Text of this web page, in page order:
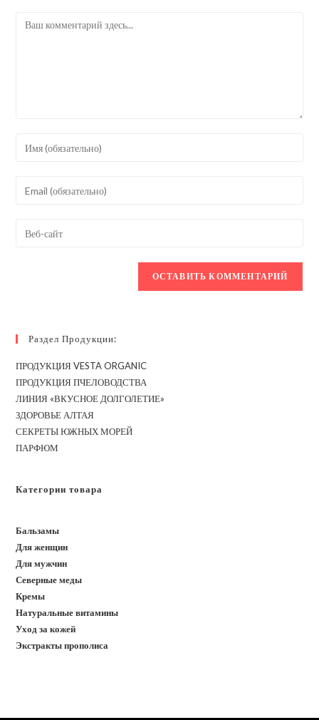
Комментарий
Введите
или
пользователя,
адрес,
Раздел Продукции:
ПРОДУКЦИЯ VESTA ORGANIC
ПРОДУКЦИЯ ПЧЕЛОВОДСТВА
ЛИНИЯ «ВКУСНОЕ ДОЛГОЛЕТИЕ»
ЗДОРОВЬЕ АЛТАЯ
СЕКРЕТЫ ЮЖНЫХ МОРЕЙ
ПАРФЮМ
Категории товара
Бальзамы
Для женщин
Для мужчин
Северные меды
Кремы
Натуральные витамины
Уход за кожей
Экстракты прополиса